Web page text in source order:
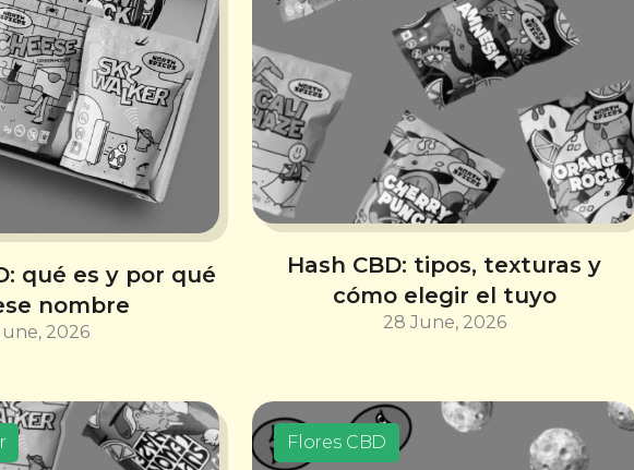
qué es y por qué
nombre
2026
Hash CBD: tipos, texturas y
cómo elegir el tuyo
28 June, 2026
Flores CBD